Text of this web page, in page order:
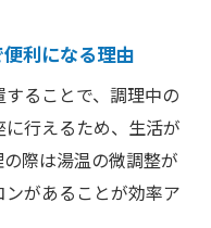
利になる理由
ることで、調理中の
行えるため、生活が
際は湯温の微調整が
があることが効率ア